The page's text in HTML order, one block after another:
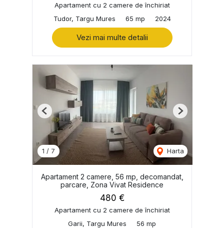
Apartament cu 2 camere de închiriat
Tudor, Targu Mures
65 mp 2024
Vezi mai multe detalii
1 / 7 Harta
Previous Next
Apartament 2 camere, 56 mp, decomandat,
parcare, Zona Vivat Residence
480 €
Apartament cu 2 camere de închiriat
Garii, Targu Mures
56 mp